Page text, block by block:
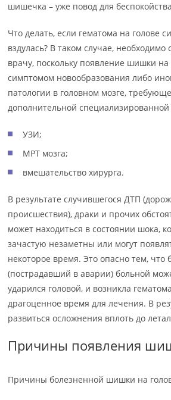
шишечка – уже повод для
Что делать, если гематома на голове
вздулась? В таком случае, необходимо
врачу, поскольку появление шишки
симптомом новообразования либо
патологии в головном мозге,
дополнительной специализированной
УЗИ;
МРТ мозга;
вмешательство хирурга.
В результате случившегося ДТП
происшествия), драки и прочих
может находиться в состоянии шока,
зачастую незаметны или могут
некоторое время. Это опасно тем, что
(пострадавший в аварии) больной
ударился головой, и возникла
драгоценное время для лечения. В
развиться осложнения вплоть до
Причины появления
Причины болезненной шишки на